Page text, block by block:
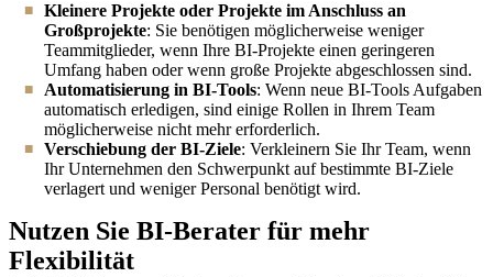
Kleinere Projekte oder Projekte im Anschluss an
Großprojekte: Sie benötigen möglicherweise weniger
Teammitglieder, wenn Ihre BI-Projekte einen geringeren
Umfang haben oder wenn große Projekte abgeschlossen sind.
Automatisierung in BI-Tools: Wenn neue BI-Tools Aufgaben
automatisch erledigen, sind einige Rollen in Ihrem Team
möglicherweise nicht mehr erforderlich.
Verschiebung der BI-Ziele: Verkleinern Sie Ihr Team, wenn
Ihr Unternehmen den Schwerpunkt auf bestimmte BI-Ziele
verlagert und weniger Personal benötigt wird.
Nutzen Sie BI-Berater für mehr
Flexibilität